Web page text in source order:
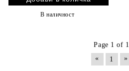
В наличност
Page 1 of 1
«
1 »